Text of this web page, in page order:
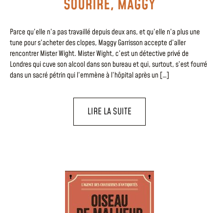
SOURIRE, MAGGY
Parce qu’elle n’a pas travaillé depuis deux ans, et qu’elle n’a plus une
tune pour s’acheter des clopes, Maggy Garrisson accepte d’aller
rencontrer Mister Wight. Mister Wight, c’est un détective privé de
Londres qui cuve son alcool dans son bureau et qui, surtout, s’est fourré
dans un sacré pétrin qui l’emmène à l’hôpital après un […]
LIRE LA SUITE